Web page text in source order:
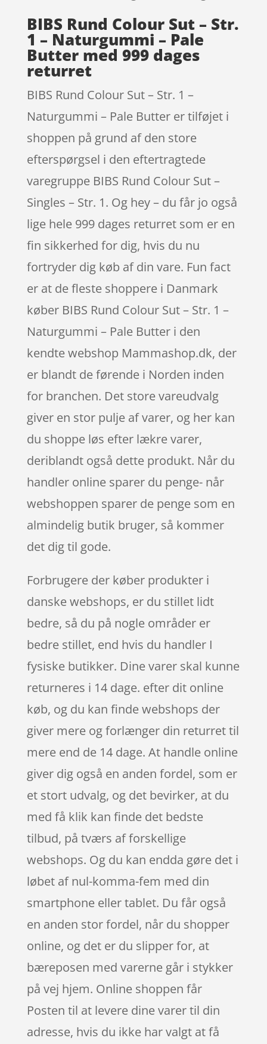
BIBS Rund Colour Sut – Str.
1 – Naturgummi – Pale
Butter med 999 dages
returret
BIBS Rund Colour Sut – Str. 1 –
Naturgummi – Pale Butter er tilføjet i
shoppen på grund af den store
efterspørgsel i den eftertragtede
varegruppe BIBS Rund Colour Sut –
Singles – Str. 1. Og hey – du får jo også
lige hele 999 dages returret som er en
fin sikkerhed for dig, hvis du nu
fortryder dig køb af din vare. Fun fact
er at de fleste shoppere i Danmark
køber BIBS Rund Colour Sut – Str. 1 –
Naturgummi – Pale Butter i den
kendte webshop Mammashop.dk, der
er blandt de førende i Norden inden
for branchen. Det store vareudvalg
giver en stor pulje af varer, og her kan
du shoppe løs efter lækre varer,
deriblandt også dette produkt. Når du
handler online sparer du penge- når
webshoppen sparer de penge som en
almindelig butik bruger, så kommer
det dig til gode.
Forbrugere der køber produkter i
danske webshops, er du stillet lidt
bedre, så du på nogle områder er
bedre stillet, end hvis du handler I
fysiske butikker. Dine varer skal kunne
returneres i 14 dage. efter dit online
køb, og du kan finde webshops der
giver mere og forlænger din returret til
mere end de 14 dage. At handle online
giver dig også en anden fordel, som er
et stort udvalg, og det bevirker, at du
med få klik kan finde det bedste
tilbud, på tværs af forskellige
webshops. Og du kan endda gøre det i
løbet af nul-komma-fem med din
smartphone eller tablet. Du får også
en anden stor fordel, når du shopper
online, og det er du slipper for, at
bæreposen med varerne går i stykker
på vej hjem. Online shoppen får
Posten til at levere dine varer til din
adresse, hvis du ikke har valgt at få